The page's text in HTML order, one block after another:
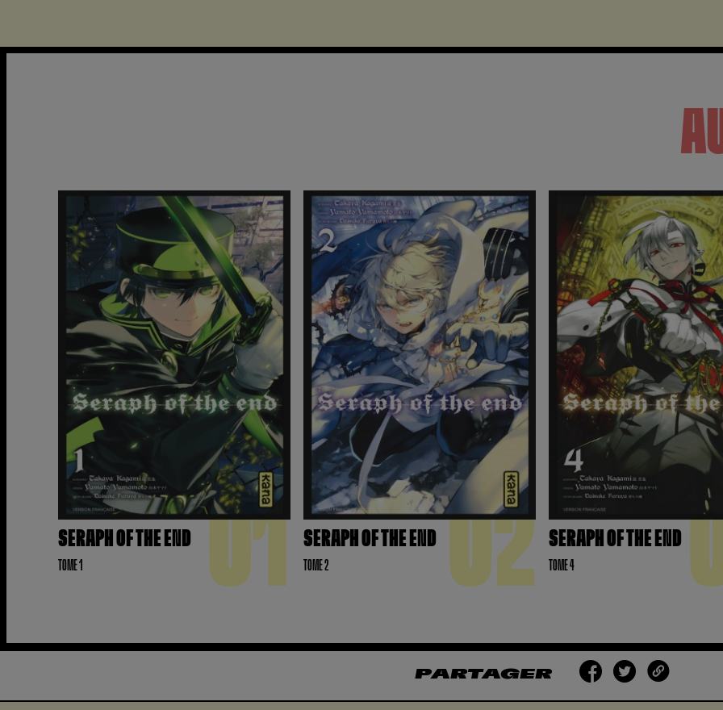
SERAPH OF THE END
TOME 1 01 SERAPH OF THE END
TOME 2 02 SERAPH OF THE END
TOME 4
PARTAGER